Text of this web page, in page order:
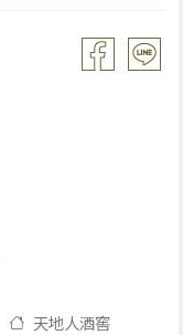
天地人酒窖